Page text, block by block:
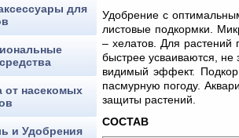
для
от насекомых
и Удобрения
Удобрение с
листовые подкормки.
– хелатов. Для растений
быстрее усваиваются, не
видимый эффект.
пасмурную погоду.
защиты растений.
СОСТАВ